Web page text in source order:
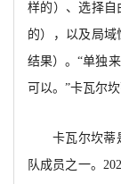
样的）、选择自
的），以及局
结果）。“单独
可以。”卡瓦尔
卡瓦尔坎蒂
队成员之一。